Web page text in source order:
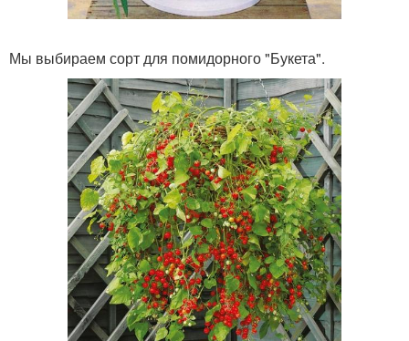
Мы выбираем сорт для помидорного "Букета".